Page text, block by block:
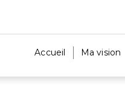
Accueil Ma vision